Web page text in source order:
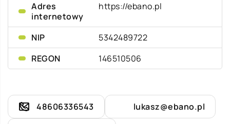
Adres
internetowy
https://ebano.pl
NIP
5342489722
REGON
146510506
48606336543 lukasz@ebano.pl